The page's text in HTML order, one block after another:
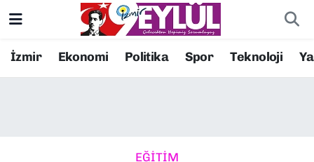
İzmir Ekonomi Politika Spor Teknoloji
EĞİTİM
Resmi İlanlar
Konak Nöbetçi Eczaneler